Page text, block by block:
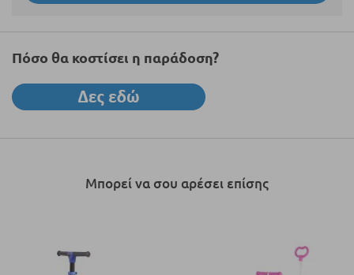
Πόσο θα κοστίσει η παράδοση?
Μπορεί να σου αρέσει επίσης